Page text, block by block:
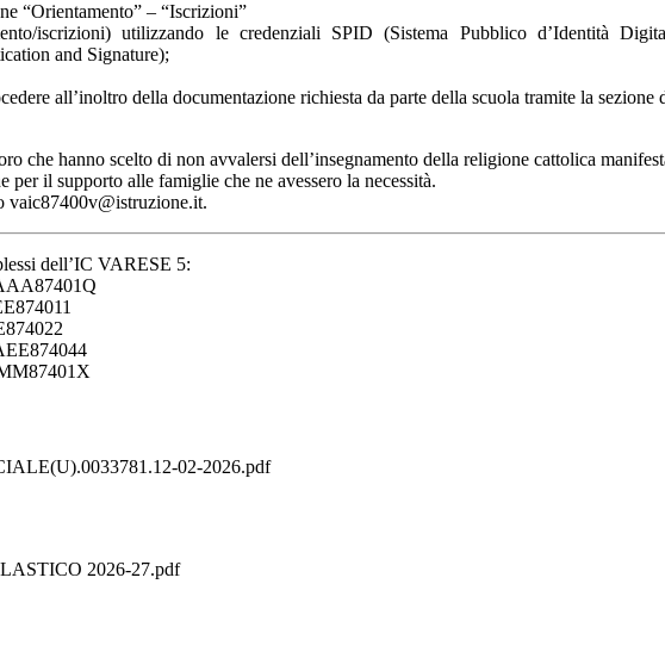
“Orientamento” – “Iscrizioni”
iscrizioni) utilizzando le credenziali SPID (Sistema Pubblico d’Identità
and Signature);
all’inoltro della documentazione richiesta da parte della scuola tramite la
che hanno scelto di non avvalersi dell’insegnamento della religione cattolica
per il supporto alle famiglie che ne avessero la necessità.
vaic87400v@istruzione.it.
dell’IC VARESE 5:
02-2026.pdf
2026-27.pdf